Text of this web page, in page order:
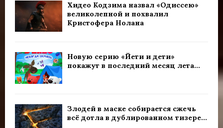
Хидео Кодзима назвал «Одиссею»
великолепной и похвалил
Кристофера Нолана
Новую серию «Йети и дети»
покажут в последний месяц лета...
Злодей в маске собирается сжечь
всё дотла в дублированном тизере...